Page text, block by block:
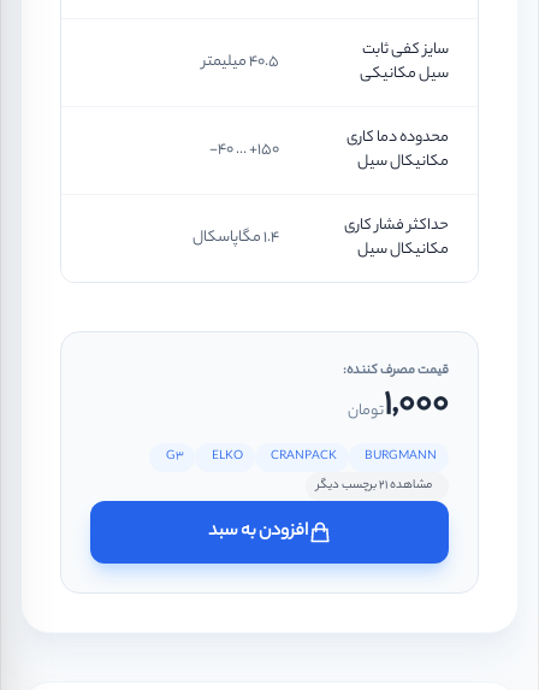
سایز کفی ثابت
سیل مکانیکی
40.5 میلیمتر
محدوده دما کاری
مکانیکال سیل
150+ ... 40-
حداکثر فشار کاری
مکانیکال سیل
1.4 مگاپاسکال
قیمت مصرف کننده:
1,000تومان
BURGMANN
CRANPACK
ELKO
G3
مشاهده 21 برچسب دیگر
افزودن به سبد